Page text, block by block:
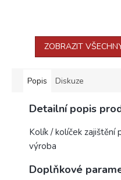
ZOBRAZIT
Popis Diskuze
Detailní popis
Kolík / kolíček zajištění
výroba
Doplňkové